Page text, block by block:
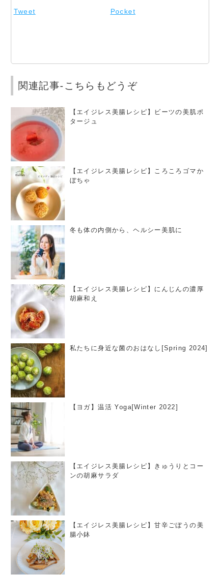
Tweet Pocket
関連記事-こちらもどうぞ
【エイジレス美腸レシピ】ビーツの美肌ポ
タージュ
【エイジレス美腸レシピ】ころころゴマか
ぼちゃ
冬も体の内側から、ヘルシー美肌に
【エイジレス美腸レシピ】にんじんの濃厚
胡麻和え
私たちに身近な菌のおはなし[Spring 2024]
【ヨガ】温活 Yoga[Winter 2022]
【エイジレス美腸レシピ】きゅうりとコー
ンの胡麻サラダ
【エイジレス美腸レシピ】甘辛ごぼうの美
腸小鉢